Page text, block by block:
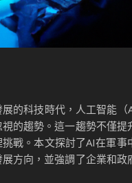
的科技時代，人工智能（
的趨勢。這一趨勢不僅提
戰。本文探討了AI在軍事
方向，並強調了企業和政